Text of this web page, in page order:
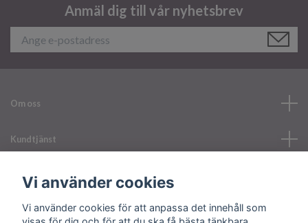
Anmäl dig till vår nyhetsbrev
Om oss
Kundtjänst
Läs mer
Sociala medier
Vi använder cookies
Vi använder cookies för att anpassa det innehåll som